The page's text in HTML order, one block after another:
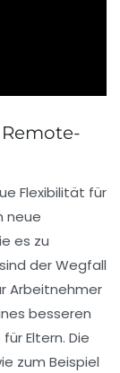
Flexibilität für
neue
es zu
sind der Wegfall
Arbeitnehmer
besseren
Eltern. Die
zum Beispiel